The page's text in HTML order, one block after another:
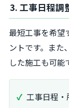
3. 工事日程調
最短工事を希望
ントです。また
した施工も可能
工事日程